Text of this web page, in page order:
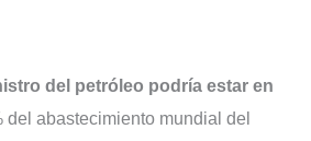
del petróleo podría estar en
del abastecimiento mundial del